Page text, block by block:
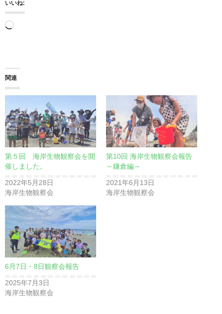
いいね:
読
み
中…
関連
第５回 海岸生物観察会を開
催しました。
2022年5月28日
海岸生物観察会
第10回 海岸生物観察会報告
～鎌倉編～
2021年6月13日
海岸生物観察会
6月7日・8日観察会報告
2025年7月3日
海岸生物観察会